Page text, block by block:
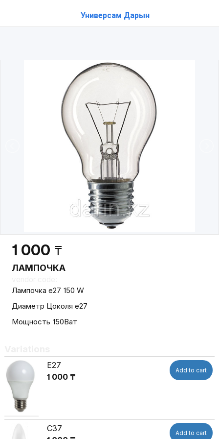
Универсам Дарын
1 000 ₸
ЛАМПОЧКА
Лампочка е27 150 W
Диаметр Цоколя e27
Мощность 150Ват
Е27
1 000 ₸
Add to cart
С37
Add to cart